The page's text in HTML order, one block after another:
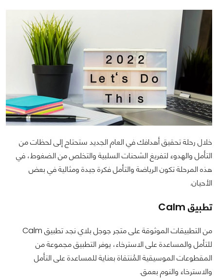
خلال رحلة تحقيق أهدافك في العام الجديد ستحتاج إلى لحظات من
التأمل والهدوء لتفريغ الشحنات السلبية والتخلص من الضغوط، في
هذه المرحلة تكون الرياضة والتأمل فكرة جيدة ومثالية في بعض
الأحيان.
تطبيق Calm
من التطبيقات الموثوقة على متجر جوجل بلاي نجد تطبيق Calm
للتأمل والمساعدة على الاسترخاء، يوفر التطبيق مجموعة من
المقطوعات الموسيقية المُنتقاة بعناية للمساعدة على التأمل
والاسترخاء والنوم بعمق.